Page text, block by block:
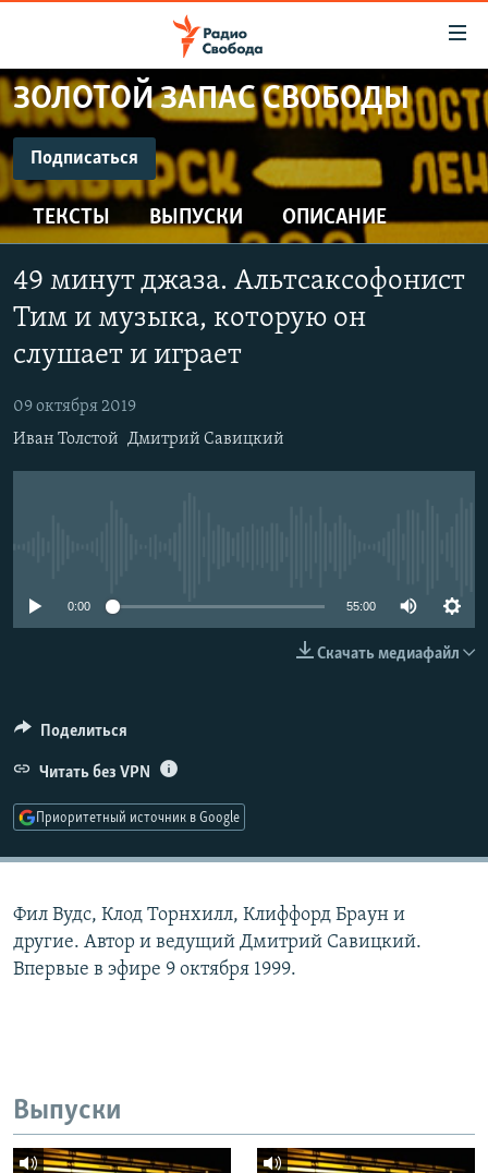
упрощенного
доступа
Вернуться
к
основному
содержанию
Вернутся
главной
навигации
поиску
ПРОГРАММЫ
ПОДКАСТЫ
АВТОРСКИЕ ПРОЕКТЫ
ЦИТАТЫ СВОБОДЫ
МНЕНИЯ
КУЛЬТУРА
IDEL.РЕАЛИИ
СЕВЕР.РЕАЛИИ
СИБИРЬ.РЕАЛИИ
СОЦИАЛЬНЫЕ СЕТИ
ЗОЛОТОЙ ЗАПАС СВОБОДЫ
Подписаться
ПОДПИСАТЬСЯ
Подписаться
ТЕКСТЫ ВЫПУСКИ ОПИСАНИЕ
49 минут джаза. Альтсаксофонист
Тим и музыка, которую он
слушает и играет
09 октября 2019
Иван Толстой Дмитрий Савицкий
0:00 55:00
Скачать медиафайл
Поделиться
Читать без VPN
Приоритетный источник в Google
Фил Вудс, Клод Торнхилл, Клиффорд Браун и
другие. Автор и ведущий Дмитрий Савицкий.
Впервые в эфире 9 октября 1999.
Выпуски